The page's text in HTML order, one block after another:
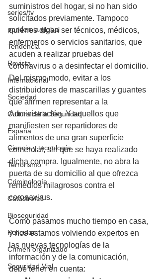
series/tv
pandemia global
Tendencia
Revista
Internacional
Sociedad
Cultura de la Seguridad
España
Ciencia y tecnología
Terrorismo
Criminología
Catástrofes
Bioseguridad
Películas
Crimen organizado
Seguridad Vial
suministros del hogar, si no han sido
solicitados previamente. Tampoco
quiénes digan ser técnicos, médicos,
enfermeros o servicios sanitarios, que
acuden a realizar pruebas del
coronavirus o a desinfectar el domicilio.
Del mismo modo, evitar a los
distribuidores de mascarillas y guantes
que afirmen representar a la
Administración. Y aquellos que
manifiesten ser repartidores de
alimentos de una gran superficie
comercial, sin que se haya realizado
dicha compra. Igualmente, no abra la
puerta de su domicilio al que ofrezca
remedios milagrosos contra el
coronavirus.
Como pasamos mucho tiempo en casa,
y nos estamos volviendo expertos en
las nuevas tecnologías de la
información y de la comunicación,
debe tener en cuenta: